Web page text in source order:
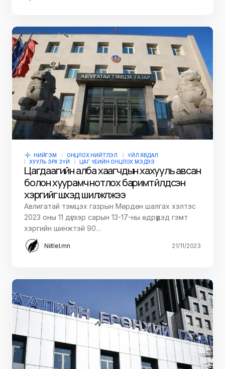
НИЙГЭМ ОНЦЛОХ НИЙТЛЭЛ
ҮЙЛ ЯВДАЛ
ХУУЛЬ ЭРХ ЗҮЙ
ЦАГ ҮЕИЙН ОНЦЛОХ МЭДЭЭ
Цагдаагийн алба хаагчдын хахууль авсан
болон хуурамч нотлох баримт үйлдсэн
хэргийг шүүхэд шилжүүлжээ
Авлигатай тэмцэх газрын Мөрдөн шалгах хэлтэс
2023 оны 11 дүгээр сарын 13-17-ны өдрүүдэд гэмт
хэргийн шинжтэй 90…
Niitlel.mn 21/11/2023